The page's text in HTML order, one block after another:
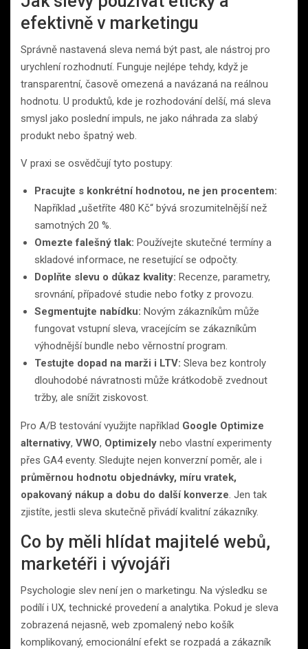
efektivně v marketingu
Správně nastavená sleva nemá být past, ale nástroj pro
urychlení rozhodnutí. Funguje nejlépe tehdy, když je
transparentní, časově omezená a navázaná na reálnou
hodnotu. U produktů, kde je rozhodování delší, má sleva
smysl jako poslední impuls, ne jako náhrada za slabý
produkt nebo špatný web.
V praxi se osvědčují tyto postupy:
Pracujte s konkrétní hodnotou, ne jen procentem:
Například „ušetříte 480 Kč“ bývá srozumitelnější než
samotných 20 %.
Omezte falešný tlak: Používejte skutečné termíny a
skladové informace, ne resetující se odpočty.
Doplňte slevu o důkaz kvality: Recenze, parametry,
srovnání, případové studie nebo fotky z provozu.
Segmentujte nabídku: Novým zákazníkům může
fungovat vstupní sleva, vracejícím se zákazníkům
výhodnější bundle nebo věrnostní program.
Testujte dopad na marži i LTV: Sleva bez kontroly
dlouhodobé návratnosti může krátkodobě zvednout
tržby, ale snížit ziskovost.
Pro A/B testování využijte například Google Optimize
alternativy, VWO, Optimizely nebo vlastní experimenty
přes GA4 eventy. Sledujte nejen konverzní poměr, ale i
průměrnou hodnotu objednávky, míru vratek,
opakovaný nákup a dobu do další konverze . Jen tak
zjistíte, jestli sleva skutečně přivádí kvalitní zákazníky.
Co by měli hlídat majitelé webů,
marketéři i vývojáři
Psychologie slev není jen o marketingu. Na výsledku se
podílí i UX, technické provedení a analytika. Pokud je sleva
zobrazená nejasně, web zpomalený nebo košík
komplikovaný, emocionální efekt se rozpadá a zákazník